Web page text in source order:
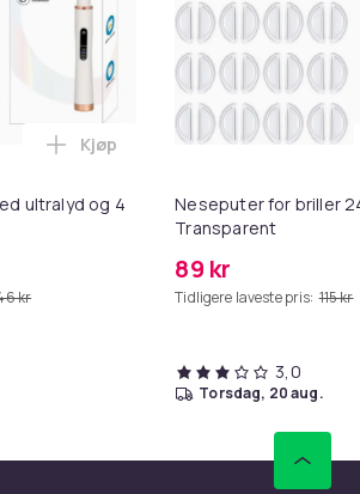
ultralyd og 4
kr
Legg Tannsteinfjerner med
Kjøp
Neseputer for briller
Transparent
89 kr
Tidligere laveste pris: 115 kr
3,0
torsdag, 20 aug.